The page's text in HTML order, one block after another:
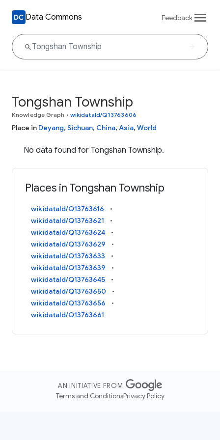
Data Commons Feedback
Tongshan Township
Knowledge Graph • wikidataId/Q13763606
Place in Deyang, Sichuan, China, Asia, World
No data found for Tongshan Township.
Places in Tongshan Township
wikidataId/Q13763616
wikidataId/Q13763621
wikidataId/Q13763624
wikidataId/Q13763629
wikidataId/Q13763633
wikidataId/Q13763639
wikidataId/Q13763645
wikidataId/Q13763650
wikidataId/Q13763656
wikidataId/Q13763661
AN INITIATIVE FROM
Terms and ConditionsPrivacy Policy